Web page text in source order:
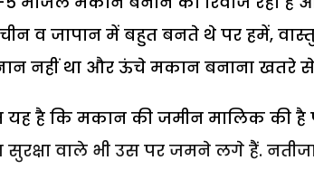
व जापान में बहुत बनते थे पर हमें, वास्तु
नहीं था और ऊंचे मकान बनाना खतरे
है कि मकान की जमीन मालिक की है
सुरक्षा वाले भी उस पर जमने लगे हैं.